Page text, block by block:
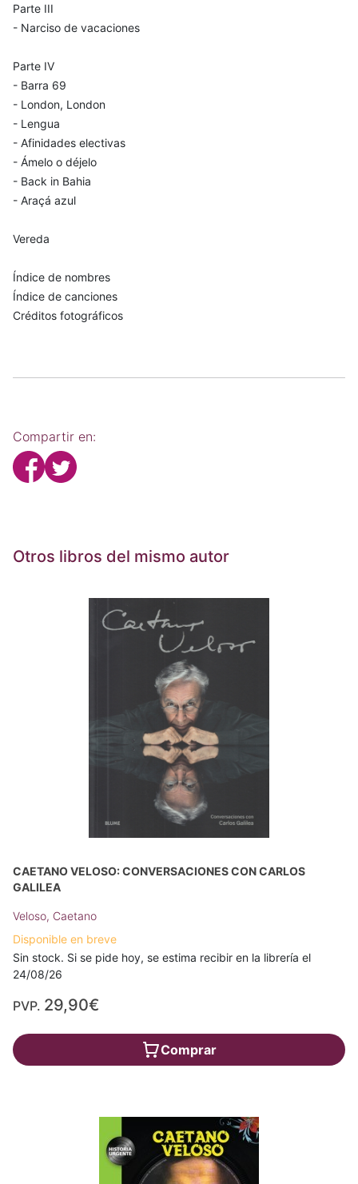
Parte III
- Narciso de vacaciones
Parte IV
- Barra 69
- London, London
- Lengua
- Afinidades electivas
- Ámelo o déjelo
- Back in Bahia
- Araçá azul
Vereda
Índice de nombres
Índice de canciones
Créditos fotográficos
Compartir en:
Otros libros del mismo autor
CAETANO VELOSO: CONVERSACIONES CON CARLOS
GALILEA
Veloso, Caetano
Disponible en breve
Sin stock. Si se pide hoy, se estima recibir en la librería el
24/08/26
PVP. 29,90€
Comprar